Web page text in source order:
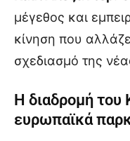
μέγεθος και
κίνηση που
σχεδιασμό της
Η διαδρομή του
ευρωπαϊκά